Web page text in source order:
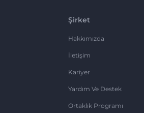
Şirket
Hakkımızda
İletişim
Kariyer
Yardım Ve Destek
Ortaklık Programı